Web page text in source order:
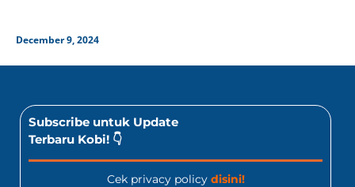
December 9, 2024
Subscribe untuk Update
Terbaru Kobi! 👇
Cek privacy policy disini!